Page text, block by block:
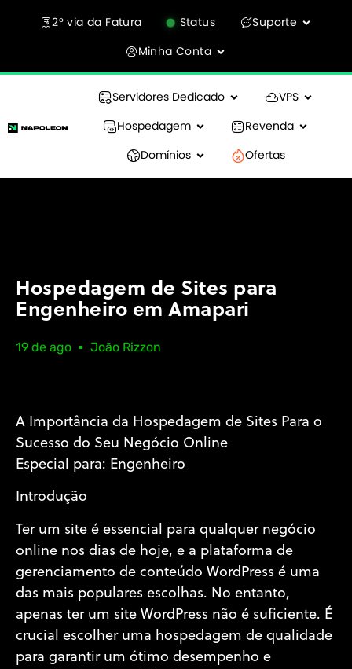
2° via da Fatura Status
Suporte
Minha Conta
Servidores Dedicado
VPS
Hospedagem
Revenda
Domínios
Ofertas
Hospedagem de Sites para
Engenheiro em Amapari
19 de ago João Rizzon
A Importância da Hospedagem de Sites Para o
Sucesso do Seu Negócio Online
Especial para: Engenheiro
Introdução
Ter um site é essencial para qualquer negócio
online nos dias de hoje, e a plataforma de
gerenciamento de conteúdo WordPress é uma
das mais populares escolhas. No entanto,
apenas ter um site WordPress não é suficiente. É
crucial escolher uma hospedagem de qualidade
para garantir um ótimo desempenho e